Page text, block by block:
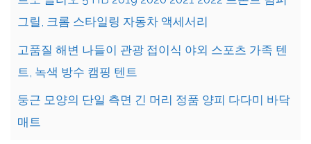
그릴, 크롬 스타일링 자동차 액세서리
고품질 해변 나들이 관광 접이식 야외 스포츠 가족 텐
트, 녹색 방수 캠핑 텐트
둥근 모양의 단일 측면 긴 머리 정품 양피 다다미 바닥
매트